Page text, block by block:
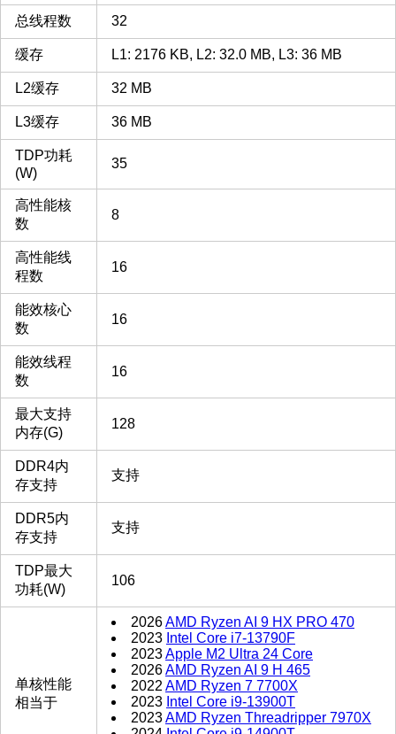
总线程数 32
缓存 L1: 2176 KB, L2: 32.0 MB, L3: 36 MB
L2缓存 32 MB
L3缓存 36 MB
TDP功耗
(W)
35
高性能核
数
8
高性能线
程数
16
能效核心
数
16
能效线程
数
16
最大支持
内存(G)
128
DDR4内
存支持
支持
DDR5内
存支持
支持
TDP最大
功耗(W)
106
单核性能
相当于
2026AMD Ryzen AI 9 HX PRO 470
2023 Intel Core i7-13790F
2023Apple M2 Ultra 24 Core
2026AMD Ryzen AI 9 H 465
2022AMD Ryzen 7 7700X
2023 Intel Core i9-13900T
2023AMD Ryzen Threadripper 7970X